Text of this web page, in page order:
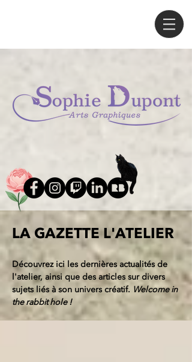
LA GAZETTE L'ATELIER
Découvrez ici les dernières actualités de
l'atelier, ainsi que des articles sur divers
sujets liés à son univers créatif. Welcome in
the rabbit hole !